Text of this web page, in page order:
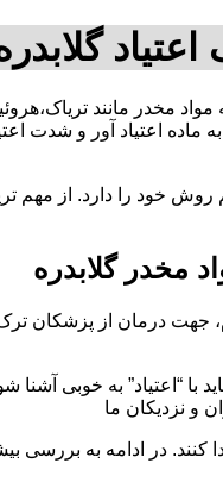
مواد مخدر مانند
ماده اعتیاد آور و شدت
خود را دارد. از مهم
مخدر گلابدره
جهت درمان از پزشکان ترک
با “اعتیاد” به خوبی آشنا
و نزدیکان ما
کنند. در ادامه به بررسی